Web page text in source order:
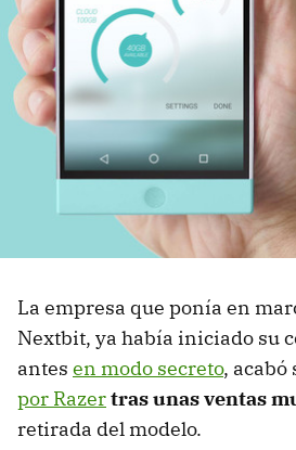
La empresa que ponía en
Nextbit, ya había iniciado su
antes en modo secreto, acabó
por Razertras unas ventas
retirada del modelo.